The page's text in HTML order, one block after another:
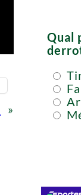
»
Qual